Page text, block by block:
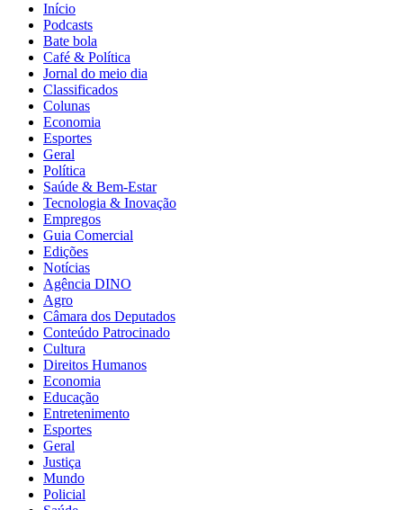
Início
Podcasts
Bate bola
Café & Política
Jornal do meio dia
Classificados
Colunas
Economia
Esportes
Geral
Política
Saúde & Bem-Estar
Tecnologia & Inovação
Empregos
Guia Comercial
Edições
Notícias
Agência DINO
Agro
Câmara dos Deputados
Conteúdo Patrocinado
Cultura
Direitos Humanos
Economia
Educação
Entretenimento
Esportes
Geral
Justiça
Mundo
Policial